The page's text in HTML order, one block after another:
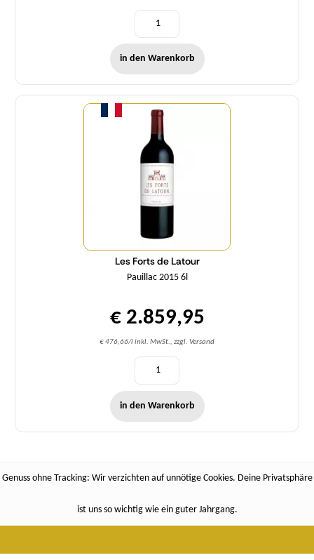
in den Warenkorb
Les Forts de Latour
Pauillac 2015 6l
€ 2.859,95
€ 476,66/l inkl. MwSt., zzgl. Versand
Menge
in den Warenkorb
Genuss ohne Tracking: Wir verzichten auf unnötige Cookies. Deine Privatsphäre
ist uns so wichtig wie ein guter Jahrgang.